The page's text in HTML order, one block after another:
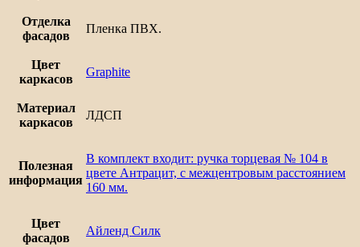
Отделка
фасадов
Пленка ПВХ.
Цвет
каркасов
Graphite
Материал
каркасов
ЛДСП
Полезная
информация
В комплект входит: ручка торцевая № 104 в
цвете Антрацит, с межцентровым расстоянием
160 мм.
Цвет
фасадов
Айленд Силк